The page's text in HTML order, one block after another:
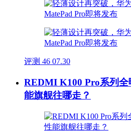
评测 46 07.30
REDMI K100 Pro系列
能旗舰往哪走？